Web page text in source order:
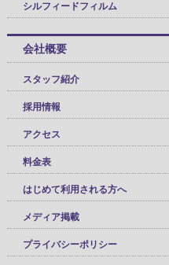
シルフィードフィルム
会社概要
スタッフ紹介
採用情報
アクセス
料金表
はじめて利用される方へ
メディア掲載
プライバシーポリシー